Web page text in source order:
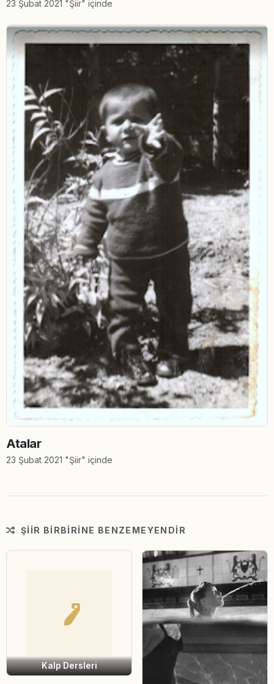
23 Şubat 2021 "Şiir" içinde
Atalar
23 Şubat 2021 "Şiir" içinde
ŞIIR BIRBIRINE BENZEMEYENDIR
Kalp Dersleri